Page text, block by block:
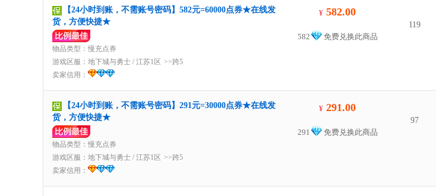
【24小时到账，不需账号密码】582元=60000点券★在线发
货，方便快捷★
物品类型：慢充点券
游戏区服： 地下城与勇士 / 江苏1区 >>跨5
卖家信用：
¥ 582.00
582 免费兑换此商品
119
【24小时到账，不需账号密码】291元=30000点券★在线发
货，方便快捷★
物品类型：慢充点券
游戏区服： 地下城与勇士 / 江苏1区 >>跨5
卖家信用：
¥ 291.00
291 免费兑换此商品
97